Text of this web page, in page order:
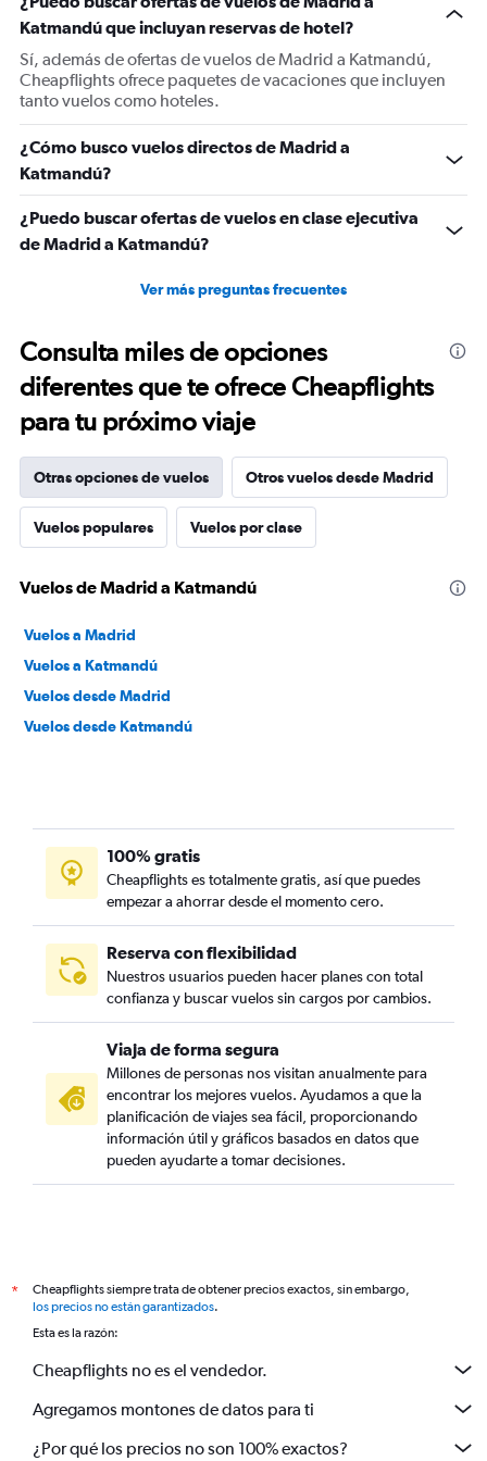
Y
axis
displaying
values.
Range:
0
1800.
Katmandú que incluyan reservas de hotel?
Sí, además de ofertas de vuelos de Madrid a Katmandú,
Cheapflights ofrece paquetes de vacaciones que incluyen
tanto vuelos como hoteles.
¿Cómo busco vuelos directos de Madrid a
Katmandú?
¿Puedo buscar ofertas de vuelos en clase ejecutiva
de Madrid a Katmandú?
Ver más preguntas frecuentes
Consulta miles de opciones
diferentes que te ofrece Cheapflights
para tu próximo viaje
Otras opciones de vuelos Otros vuelos desde Madrid
Vuelos populares Vuelos por clase
Vuelos de Madrid a Katmandú
Vuelos a Madrid
Vuelos a Katmandú
Vuelos desde Madrid
Vuelos desde Katmandú
100% gratis
Cheapflights es totalmente gratis, así que puedes
empezar a ahorrar desde el momento cero.
Reserva con flexibilidad
Nuestros usuarios pueden hacer planes con total
confianza y buscar vuelos sin cargos por cambios.
Viaja de forma segura
Millones de personas nos visitan anualmente para
encontrar los mejores vuelos. Ayudamos a que la
planificación de viajes sea fácil, proporcionando
información útil y gráficos basados en datos que
pueden ayudarte a tomar decisiones.
*
Cheapflights siempre trata de obtener precios exactos, sin embargo,
los precios no están garantizados.
Esta es la razón:
Cheapflights no es el vendedor.
Agregamos montones de datos para ti
¿Por qué los precios no son 100% exactos?